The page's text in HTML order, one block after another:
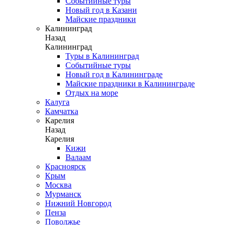
Новый год в Казани
Майские праздники
Калининград
Назад
Калининград
Туры в Калининград
Событийные туры
Новый год в Калининграде
Майские праздники в Калининграде
Отдых на море
Калуга
Камчатка
Карелия
Назад
Карелия
Кижи
Валаам
Красноярск
Крым
Москва
Мурманск
Нижний Новгород
Пенза
Поволжье